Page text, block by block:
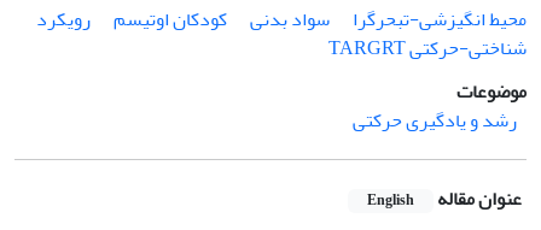
محیط انگیزشی-تبحرگرا
سواد بدنی کودکان اوتیسم
رویکرد
شناختی-حرکتی TARGRT
موضوعات
رشد و یادگیری حرکتی
عنوان مقاله English